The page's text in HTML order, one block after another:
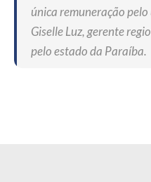
única remuneração pelo
Giselle Luz, gerente
pelo estado da Paraíba.